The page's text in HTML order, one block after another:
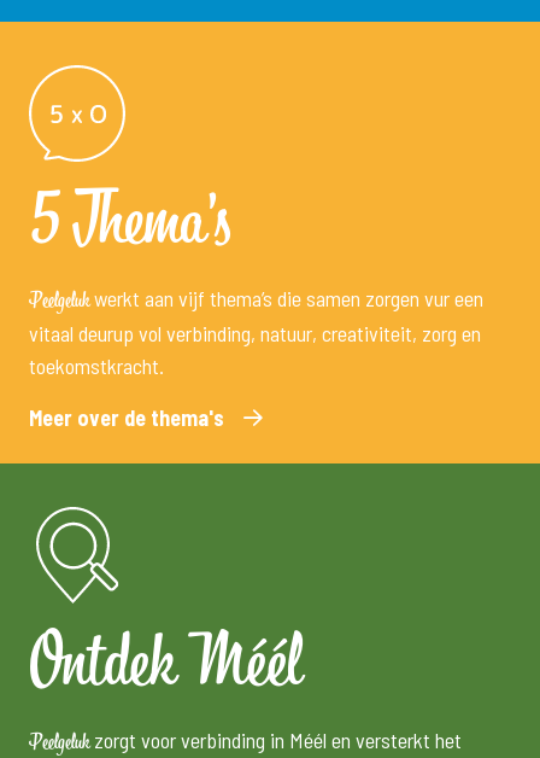
5 Thema's
Peelgelukwerkt aan vijf thema’s die samen zorgen vur een
vitaal deurup vol verbinding, natuur, creativiteit, zorg en
toekomstkracht.
Meer over de thema's
Ontdek Méél
Peelgelukzorgt voor verbinding in Méél en versterkt het